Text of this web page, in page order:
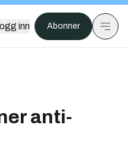
inn Abonner
anti-